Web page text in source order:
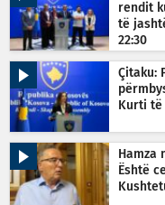
rendit
të
22:30
Çitaku:
Kurti të
Hamza
Është